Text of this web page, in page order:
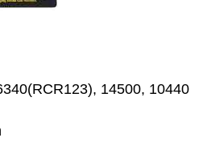
14500, 10440